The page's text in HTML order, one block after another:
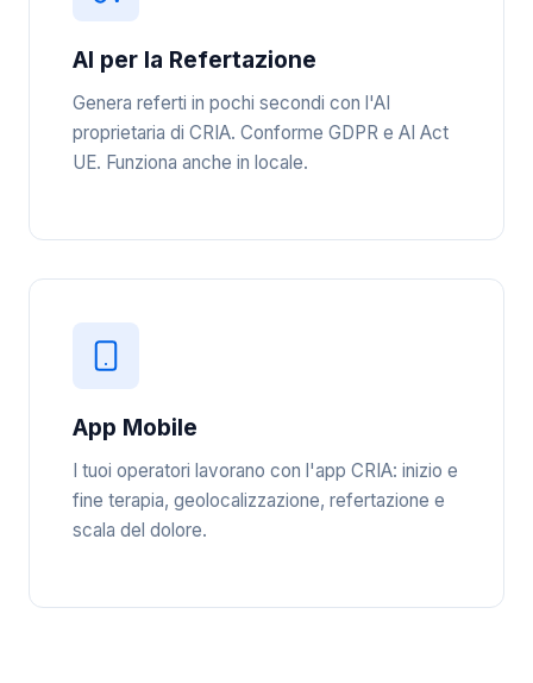
AI per la Refertazione
Genera referti in pochi secondi con l'AI
proprietaria di CRIA. Conforme GDPR e AI Act
UE. Funziona anche in locale.
App Mobile
I tuoi operatori lavorano con l'app CRIA: inizio e
fine terapia, geolocalizzazione, refertazione e
scala del dolore.